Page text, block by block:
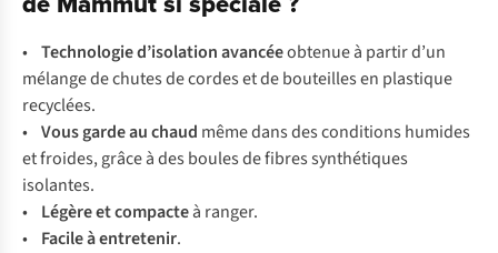
• Technologie d’isolation avancéeobtenue à partir d’un
mélange de chutes de cordes et de bouteilles en plastique
recyclées.
• Vous garde au chaud même dans des conditions humides
et froides, grâce à des boules de fibres synthétiques
isolantes.
• Légère et compacteà ranger.
• Facile à entretenir.